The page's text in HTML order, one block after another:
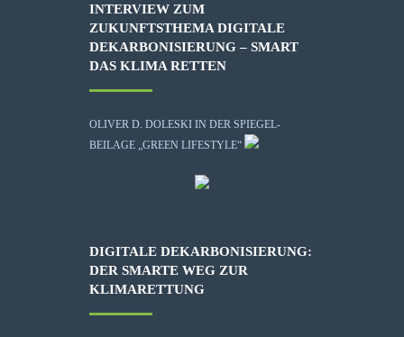
INTERVIEW ZUM
ZUKUNFTSTHEMA DIGITALE
DEKARBONISIERUNG – SMART
DAS KLIMA RETTEN
OLIVER D. DOLESKI IN DER SPIEGEL-
BEILAGE „GREEN LIFESTYLE“
DIGITALE DEKARBONISIERUNG:
DER SMARTE WEG ZUR
KLIMARETTUNG